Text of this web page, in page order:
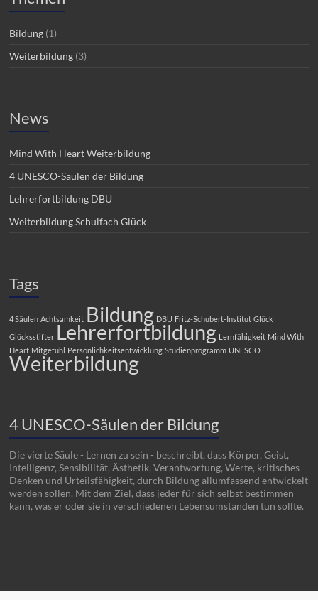
Bildung (1)
Weiterbildung (3)
News
Mind With Heart Weiterbildung
4 UNESCO-Säulen der Bildung
Lehrerfortbildung DBU
Weiterbildung Schulfach Glück
Tags
4 Säulen Achtsamkeit Bildung DBU Fritz-Schubert-Institut Glück
Glücksstifter Lehrerfortbildung Lernfähigkeit Mind With
Heart Mitgefühl Persönlichkeitsentwicklung Studienprogramm UNESCO
Weiterbildung
4 UNESCO-Säulen der Bildung
Die vierte Säule - Lernen zu sein - beschreibt, dass Körper, Geist,
Intelligenz, Sensibilität, Ästhetik, Verantwortung, Werte, kritisches
Denken und Urteilsfähigkeit, durch Bildung allumfassend entwickelt
werden sollen. Mit dem Ziel, dass jeder für sich selbst bestimmen
kann, was er oder sie in verschiedenen Lebensumständen tun sollte.